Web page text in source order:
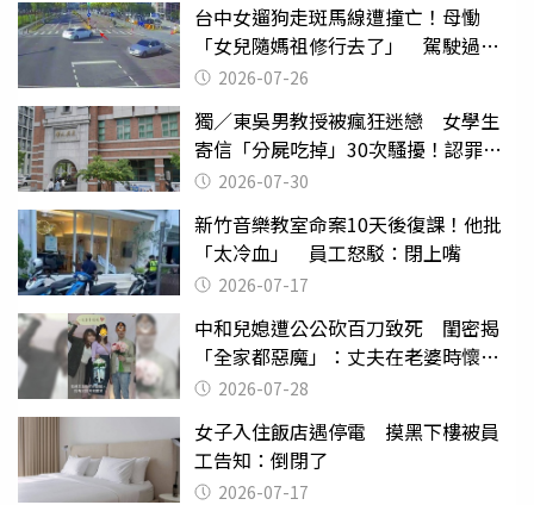
台中女遛狗走斑馬線遭撞亡！母慟
「女兒隨媽祖修行去了」 駕駛過失
致死判9月
2026-07-26
獨／東吳男教授被瘋狂迷戀 女學生
寄信「分屍吃掉」30次騷擾！認罪免
關 2026-07-30
新竹音樂教室命案10天後復課！他批
「太冷血」 員工怒駁：閉上嘴
2026-07-17
中和兒媳遭公公砍百刀致死 閨密揭
「全家都惡魔」：丈夫在老婆時懷孕
摔東西
2026-07-28
女子入住飯店遇停電 摸黑下樓被員
工告知：倒閉了
2026-07-17